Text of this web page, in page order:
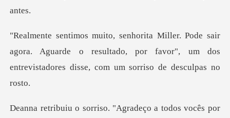
agora. Aguarde o resultado, por favor", um dos
entrev
deço a todos vocês por